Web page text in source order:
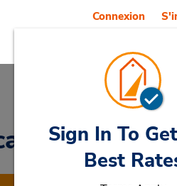
Connexion
de
Sign In To
Best